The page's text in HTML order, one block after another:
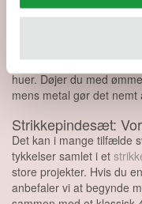
hele året rundt til
Metalpinde giver en glat
nylonforstærket garn
huer. Døjer du med
mens metal gør det
Strikkepindesæt:
Det kan i mange tilfælde
tykkelser samlet i et
store projekter. Hvis du
anbefaler vi at begynde